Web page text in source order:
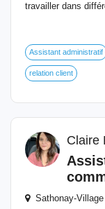
travailler dans
Assistant administratif
relation client
Claire
Sathonay-